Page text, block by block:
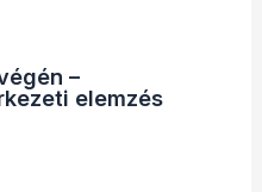
–
elemzés